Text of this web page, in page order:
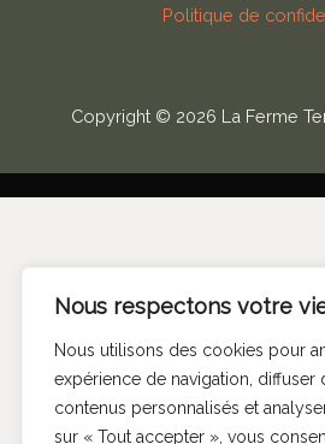
Nous respectons votre
Nous utilisons des cookies pour
expérience de navigation, diffuser
contenus personnalisés et
sur « Tout accepter », vous
Politique de
Copyright © 2026 La Ferme